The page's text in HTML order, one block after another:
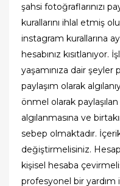
şahsi fotoğraflarınızı
kurallarını ihlal etmiş
instagram kurallarına
hesabınız kısıtlanıyor.
yaşamınıza dair şeyler
paylaşım olarak
önmel olarak
algılanmasına ve
sebep olmaktadır.
değiştirmelisiniz.
kişisel hesaba
profesyonel bir yardım